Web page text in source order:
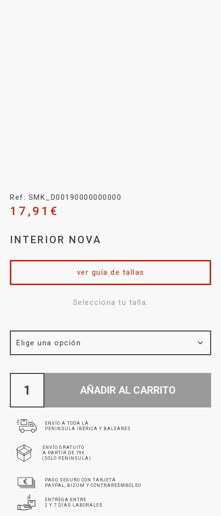
Ref: SMK_D00190000000000
17,91 €
INTERIOR NOVA
Selecciona tu talla:
ver guía de tallas
AÑADIR AL CARRITO
ENVÍO A TODA LA
PENINSULA IBÉRICA Y BALEARES
ENVÍO GRATUITO
A PARTIR DE 79€
(SOLO PENINSULA)
PAGO SEGURO CON TARJETA
PAYPAL, BIZUM Y CONTRAREEMBOLSO
ENTREGA ENTRE
2 Y 7 DÍAS LABORALES